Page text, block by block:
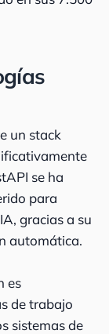
un stack
se ha
para
gracias a su
automática.
es
de trabajo
sistemas de